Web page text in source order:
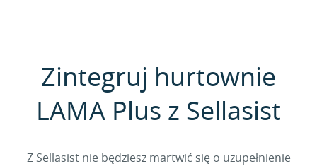
Zintegruj hurtownie
LAMA Plus z Sellasist
Z Sellasist nie będziesz martwić się o uzupełnienie